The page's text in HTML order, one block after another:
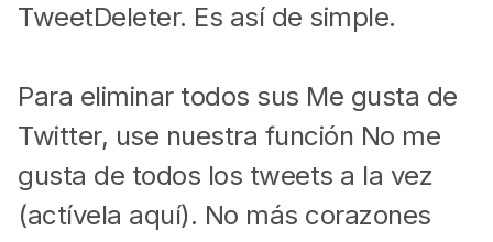
TweetDeleter. Es así de simple.
Para eliminar todos sus Me gusta de
Twitter, use nuestra función No me
gusta de todos los tweets a la vez
(actívela aquí). No más corazones